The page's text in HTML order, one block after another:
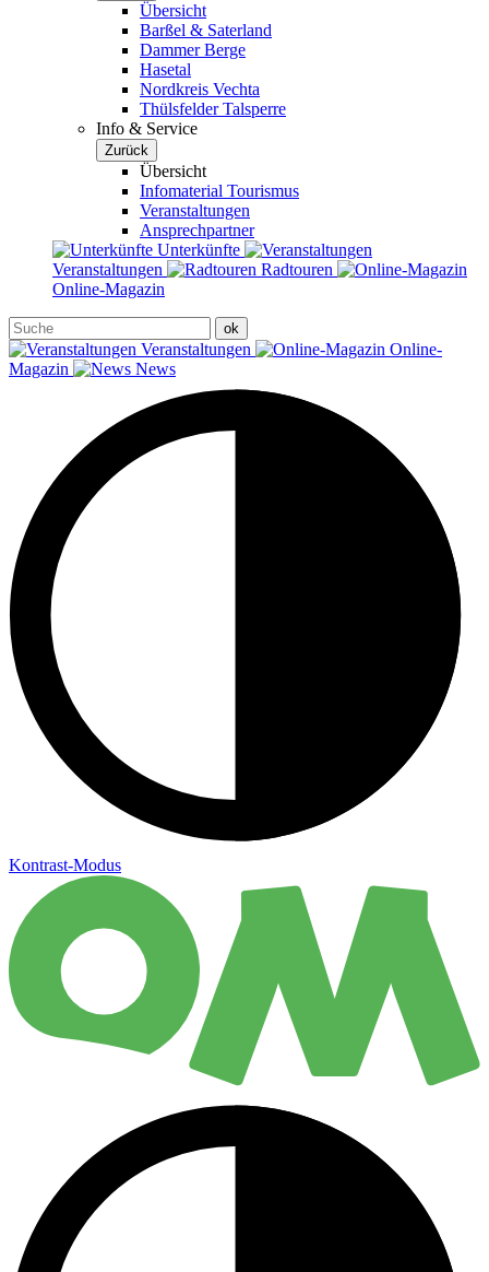
Übersicht
Barßel & Saterland
Dammer Berge
Hasetal
Nordkreis Vechta
Thülsfelder Talsperre
Info & Service
Zurück
Übersicht
Infomaterial Tourismus
Veranstaltungen
Ansprechpartner
Unterkünfte
Veranstaltungen
Radtouren
Online-Magazin
Veranstaltungen
Online-
Magazin
News
Kontrast-Modus